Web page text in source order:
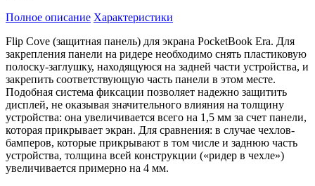
Полное описание Характеристики
Flip Cove (защитная панель) для экрана PocketBook Era. Для
закрепления панели на ридере необходимо снять пластиковую
полоску-заглушку, находящуюся на задней части устройства, и
закрепить соответствующую часть панели в этом месте.
Подобная система фиксации позволяет надежно защитить
дисплей, не оказывая значительного влияния на толщину
устройства: она увеличивается всего на 1,5 мм за счет панели,
которая прикрывает экран. Для сравнения: в случае чехлов-
бамперов, которые прикрывают в том числе и заднюю часть
устройства, толщина всей конструкции («ридер в чехле»)
увеличивается примерно на 4 мм.